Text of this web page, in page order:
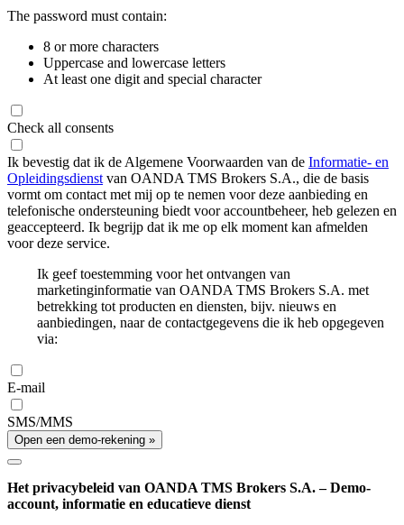
The password must contain:
8 or more characters
Uppercase and lowercase letters
At least one digit and special character
Check all consents
Ik bevestig dat ik de Algemene Voorwaarden van de Informatie- en
Opleidingsdienst van OANDA TMS Brokers S.A., die de basis
vormt om contact met mij op te nemen voor deze aanbieding en
telefonische ondersteuning biedt voor accountbeheer, heb gelezen en
geaccepteerd. Ik begrijp dat ik me op elk moment kan afmelden
voor deze service.
Ik geef toestemming voor het ontvangen van
marketinginformatie van OANDA TMS Brokers S.A. met
betrekking tot producten en diensten, bijv. nieuws en
aanbiedingen, naar de contactgegevens die ik heb opgegeven
via:
E-mail
SMS/MMS
Open een demo-rekening »
Het privacybeleid van OANDA TMS Brokers S.A. – Demo-
account, informatie en educatieve dienst